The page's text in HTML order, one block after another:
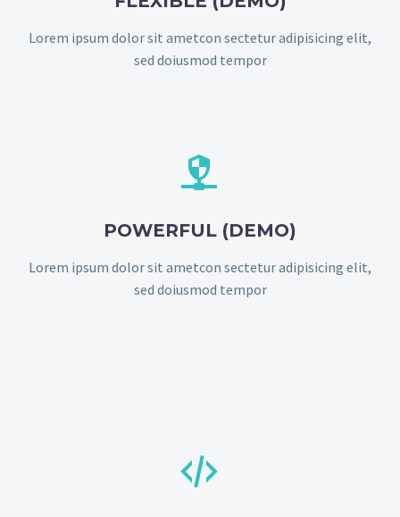
Lorem ipsum dolor sit ametcon sectetur adipisicing elit,
sed doiusmod tempor


POWERFUL (DEMO)
Lorem ipsum dolor sit ametcon sectetur adipisicing elit,
sed doiusmod tempor

